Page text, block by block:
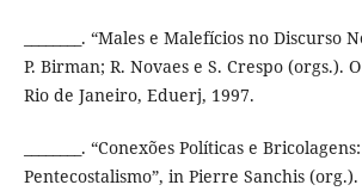
________. “Males e Malefícios no Discurso
P. Birman; R. Novaes e S. Crespo (orgs.).
Rio de Janeiro, Eduerj, 1997.
________. “Conexões Políticas e
Pentecostalismo”, in Pierre Sanchis